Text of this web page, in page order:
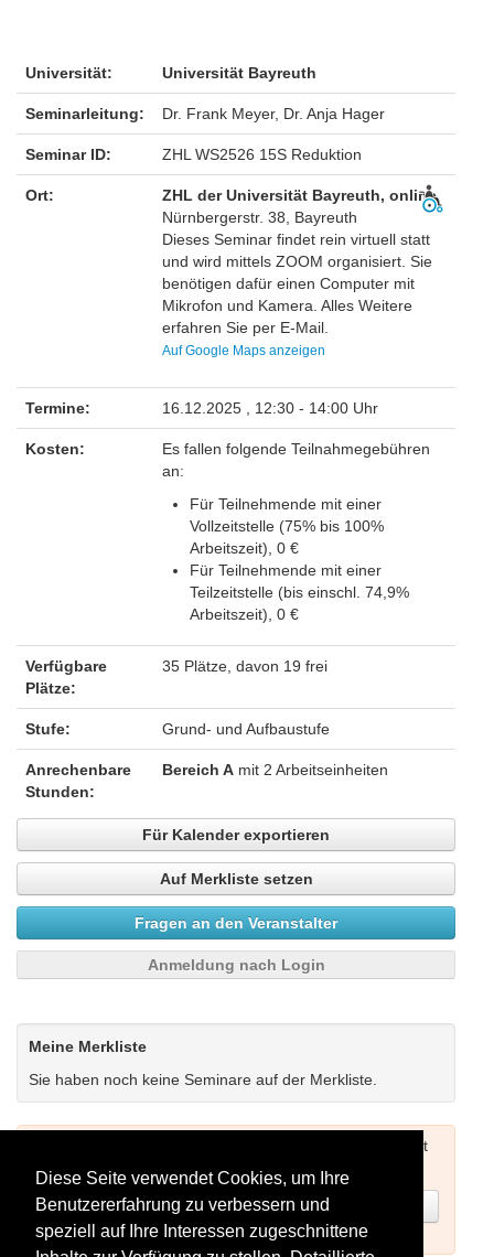
Diese Seite verwendet Cookies, um Ihre
Benutzererfahrung zu verbessern und
speziell auf Ihre Interessen zugeschnittene
Universität: Universität Bayreuth
Seminarleitung: Dr. Frank Meyer, Dr. Anja Hager
Seminar ID: ZHL WS2526 15S Reduktion
Ort:
ZHL der Universität Bayreuth, online
Nürnbergerstr. 38, Bayreuth
Dieses Seminar findet rein virtuell statt
und wird mittels ZOOM organisiert. Sie
benötigen dafür einen Computer mit
Mikrofon und Kamera. Alles Weitere
erfahren Sie per E-Mail.
Auf Google Maps anzeigen
Termine: 16.12.2025 , 12:30 - 14:00 Uhr
Kosten:
Es fallen folgende Teilnahmegebühren
an:
Für Teilnehmende mit einer
Vollzeitstelle (75% bis 100%
Arbeitszeit), 0 €
Für Teilnehmende mit einer
Teilzeitstelle (bis einschl. 74,9%
Arbeitszeit), 0 €
Verfügbare
Plätze:
35 Plätze, davon 19 frei
Stufe: Grund- und Aufbaustufe
Anrechenbare
Stunden:
Bereich A mit 2 Arbeitseinheiten
Für Kalender exportieren
Auf Merkliste setzen
Fragen an den Veranstalter
Anmeldung nach Login
Meine Merkliste
Sie haben noch keine Seminare auf der Merkliste.
Um Seminare buchen zu können müssen Sie sich zuerst
einloggen (siehe oben) oder neu registrieren.
Jetzt registrieren